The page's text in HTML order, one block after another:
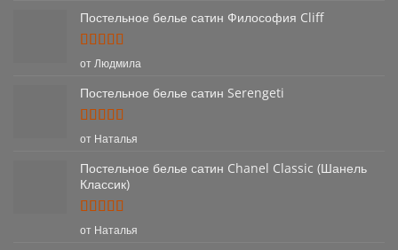
Постельное белье сатин Философия Cliff
Оценка5
от Людмила
Постельное белье сатин Serengeti
Оценка5
от Наталья
Постельное белье сатин Chanel Classic (Шанель
Классик)
Оценка5
от Наталья